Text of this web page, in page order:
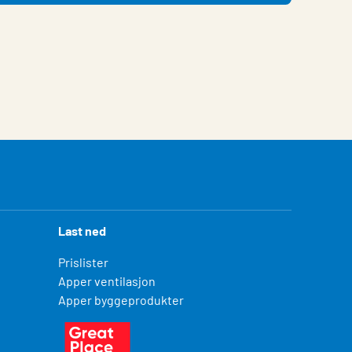
Last ned
Prislister
Apper ventilasjon
Apper byggeprodukter